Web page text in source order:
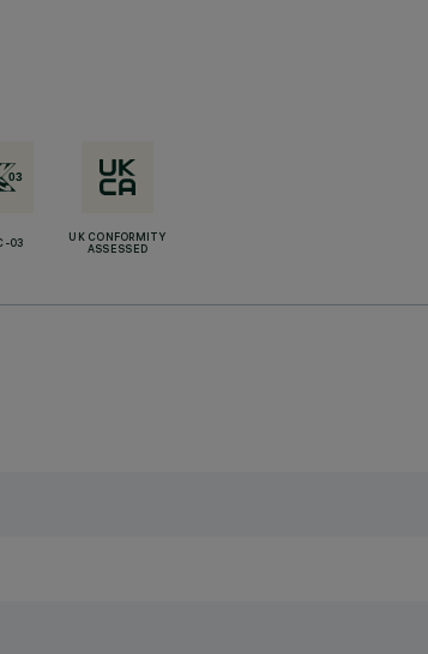
03
UK CONFORMITY
ASSESSED